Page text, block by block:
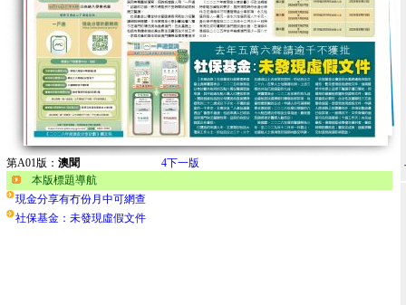
第A01版： 澳聞 4下一版
本版標題導航
現金分享有冇份月中可網查
社保基金：未發現虛假文件